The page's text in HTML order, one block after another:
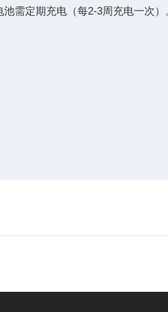
池需定期充电（每2-3周充电一次